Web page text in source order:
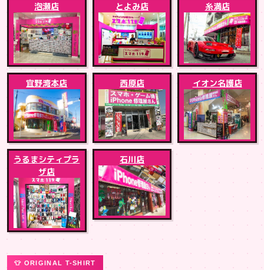
泡瀬店 とよみ店 糸満店
宜野湾本店 西原店 イオン名護店
うるまシティプラ
ザ店
石川店
👕 ORIGINAL T-SHIRT